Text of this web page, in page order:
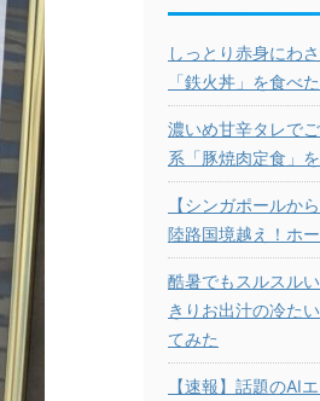
しっとり赤身にわ
「鉄火丼」を食べ
濃いめ甘辛タレで
系「豚焼肉定食」
【シンガポールか
陸路国境越え！ホ
酷暑でもスルスル
きりお出汁の冷た
てみた
【速報】話題のAI